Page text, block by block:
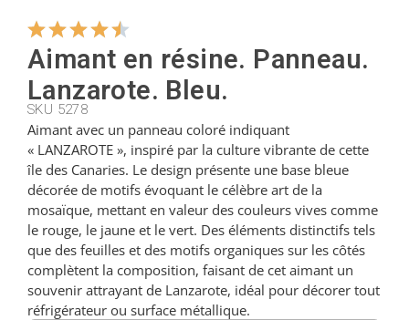
Cintres
Coupeurs
Petites cuillères
Louches
Dés à coudre
Aimant en résine. Panneau.
Lanzarote. Bleu.
SKU 5278
Aimant avec un panneau coloré indiquant
« LANZAROTE », inspiré par la culture vibrante de cette
île des Canaries. Le design présente une base bleue
décorée de motifs évoquant le célèbre art de la
mosaïque, mettant en valeur des couleurs vives comme
le rouge, le jaune et le vert. Des éléments distinctifs tels
que des feuilles et des motifs organiques sur les côtés
complètent la composition, faisant de cet aimant un
souvenir attrayant de Lanzarote, idéal pour décorer tout
réfrigérateur ou surface métallique.